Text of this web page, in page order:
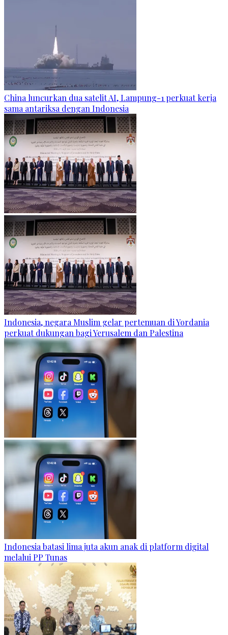
China luncurkan dua satelit AI, Lampung-1 perkuat kerja
sama antariksa dengan Indonesia
Indonesia, negara Muslim gelar pertemuan di Yordania
perkuat dukungan bagi Yerusalem dan Palestina
Indonesia batasi lima juta akun anak di platform digital
melalui PP Tunas